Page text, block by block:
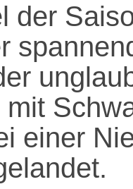
der
mit
einer